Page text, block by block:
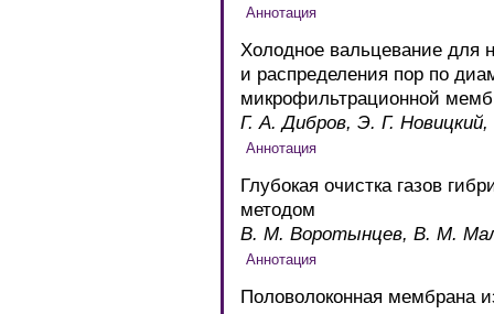
Холодное вальцевание для
и распределения пор по
микрофильтрационной
Г. А. Дибров, Э. Г.
Глубокая очистка газов
методом
В. М. Воротынцев, В. М.
Половолоконная мембрана